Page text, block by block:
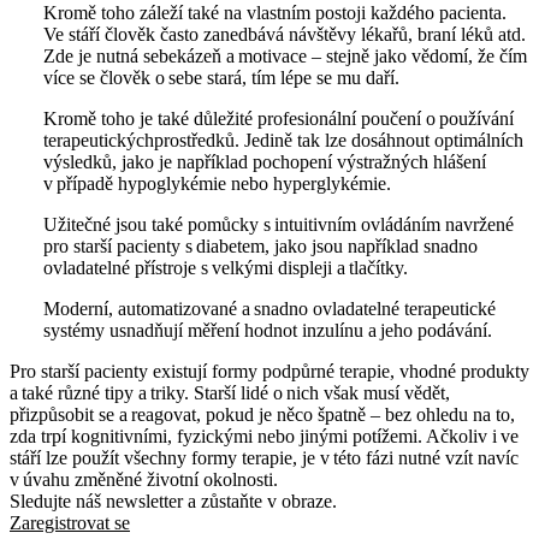
Kromě toho záleží také na vlastním postoji každého pacienta.
Ve stáří člověk často zanedbává návštěvy lékařů, braní léků atd.
Zde je nutná sebekázeň a motivace – stejně jako vědomí, že čím
více se člověk o sebe stará, tím lépe se mu daří.
Kromě toho je také důležité profesionální poučení o používání
terapeutickýchprostředků. Jedině tak lze dosáhnout optimálních
výsledků, jako je například pochopení výstražných hlášení
v případě hypoglykémie nebo hyperglykémie.
Užitečné jsou také pomůcky s intuitivním ovládáním navržené
pro starší pacienty s diabetem, jako jsou například snadno
ovladatelné přístroje s velkými displeji a tlačítky.
Moderní, automatizované a snadno ovladatelné terapeutické
systémy usnadňují měření hodnot inzulínu a jeho podávání.
Pro starší pacienty existují formy podpůrné terapie, vhodné produkty
a také různé tipy a triky. Starší lidé o nich však musí vědět,
přizpůsobit se a reagovat, pokud je něco špatně – bez ohledu na to,
zda trpí kognitivními, fyzickými nebo jinými potížemi. Ačkoliv i ve
stáří lze použít všechny formy terapie, je v této fázi nutné vzít navíc
v úvahu změněné životní okolnosti.
Sledujte náš newsletter a zůstaňte v obraze.
Zaregistrovat se